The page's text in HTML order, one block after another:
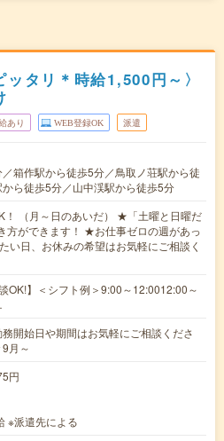
ッタリ＊時給1,500円～〉
あり WEB登録OK 派遣
箱作駅から徒歩5分／鳥取ノ荘駅から徒
ら徒歩5分／山中渓駅から徒歩5分
！ （月～日のあいだ） ★「土曜と日曜だ
方ができます！ ★お仕事ゼロの週があっ
い日、お休みの希望はお気軽にご相談く
OK!】＜シフト例＞9:00～12:0012:00～
始日や期間はお気軽にご相談くださ
月～
円
※派遣先による